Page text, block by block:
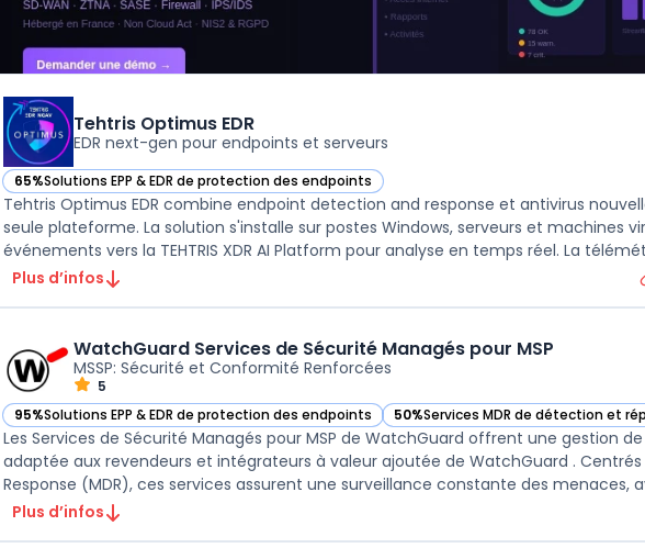
Tehtris Optimus EDR
EDR next-gen pour endpoints et serveurs
65%Solutions EPP & EDR de protection des endpoints
— voir Tehtris Optimus EDR dans cette catégorie
Tehtris Optimus EDR combine endpoint detection and response et antivirus
seule plateforme. La solution s'installe sur postes Windows, serveurs et machines
événements vers la TEHTRIS XDR AI Platform pour analyse en temps réel. La
Plus d’infos
WatchGuard Services de Sécurité Managés pour MSP
MSSP: Sécurité et Conformité Renforcées
5
95%Solutions EPP & EDR de protection des endpoints
— voir WatchGuard Services de Sécurité Managés pour MSP dans cette catégorie
50%Services MDR de détection et
— voir WatchGuard Services de
Les Services de Sécurité Managés pour MSP de WatchGuard offrent une gestion
adaptée aux revendeurs et intégrateurs à valeur ajoutée de WatchGuard .
Plus d’infos